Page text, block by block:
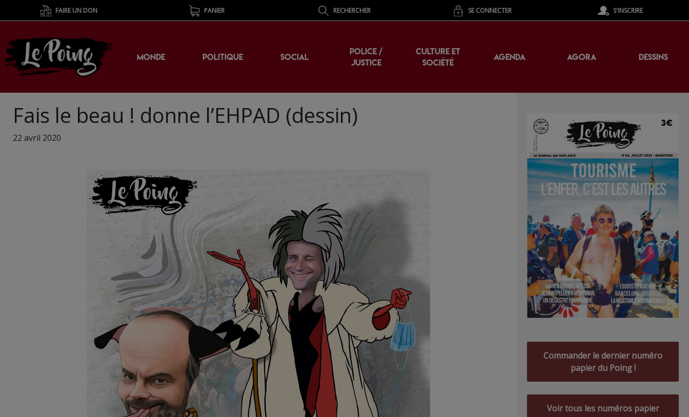
FAIRE UN DON PANIER RECHERCHER SE CONNECTER S'INSCRIRE
MONDE POLITIQUE SOCIAL
POLICE /
JUSTICE
CULTURE ET
SOCIÉTÉ
AGENDA AGORA DESSINS
Fais le beau ! donne l’EHPAD (dessin)
22 avril 2020
Commander le dernier numéro
papier du Poing !
Voir tous les numéros papier